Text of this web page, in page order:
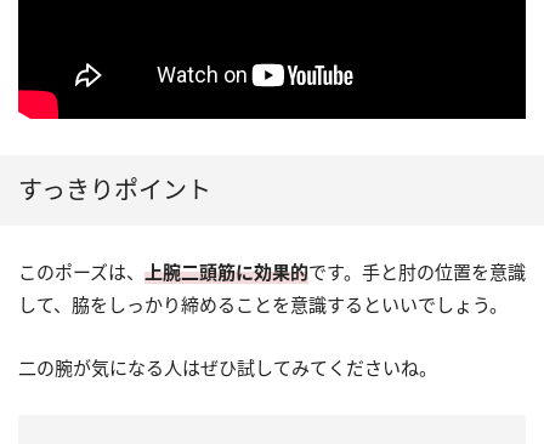
すっきりポイント
このポーズは、 上腕二頭筋に効果的です。手と肘の位置を意識
して、脇をしっかり締めることを意識するといいでしょう。
二の腕が気になる人はぜひ試してみてくださいね。